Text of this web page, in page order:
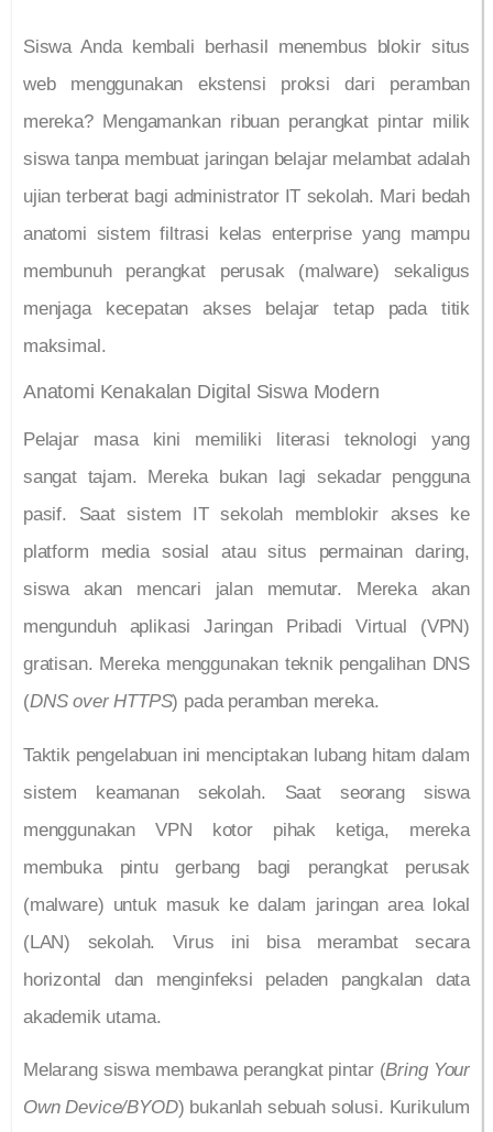
Siswa Anda kembali berhasil menembus blokir situs
web menggunakan ekstensi proksi dari peramban
mereka? Mengamankan ribuan perangkat pintar milik
siswa tanpa membuat jaringan belajar melambat adalah
ujian terberat bagi administrator IT sekolah. Mari bedah
anatomi sistem filtrasi kelas enterprise yang mampu
membunuh perangkat perusak (malware) sekaligus
menjaga kecepatan akses belajar tetap pada titik
maksimal.
Anatomi Kenakalan Digital Siswa Modern
Pelajar masa kini memiliki literasi teknologi yang
sangat tajam. Mereka bukan lagi sekadar pengguna
pasif. Saat sistem IT sekolah memblokir akses ke
platform media sosial atau situs permainan daring,
siswa akan mencari jalan memutar. Mereka akan
mengunduh aplikasi Jaringan Pribadi Virtual (VPN)
gratisan. Mereka menggunakan teknik pengalihan DNS
(DNS over HTTPS) pada peramban mereka.
Taktik pengelabuan ini menciptakan lubang hitam dalam
sistem keamanan sekolah. Saat seorang siswa
menggunakan VPN kotor pihak ketiga, mereka
membuka pintu gerbang bagi perangkat perusak
(malware) untuk masuk ke dalam jaringan area lokal
(LAN) sekolah. Virus ini bisa merambat secara
horizontal dan menginfeksi peladen pangkalan data
akademik utama.
Melarang siswa membawa perangkat pintar (Bring Your
Own Device/BYOD) bukanlah sebuah solusi. Kurikulum